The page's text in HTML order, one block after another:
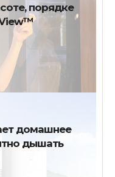
порядке
домашнее
дышать